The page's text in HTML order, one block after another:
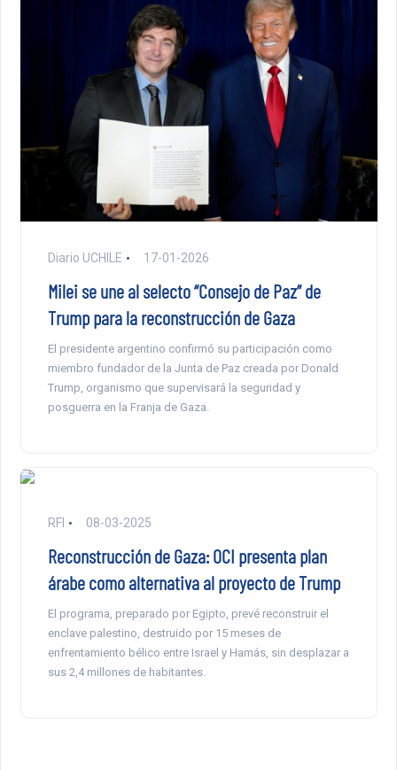
Diario UCHILE 17-01-2026
Milei se une al selecto “Consejo de Paz” de
Trump para la reconstrucción de Gaza
El presidente argentino confirmó su participación como
miembro fundador de la Junta de Paz creada por Donald
Trump, organismo que supervisará la seguridad y
posguerra en la Franja de Gaza.
RFI 08-03-2025
Reconstrucción de Gaza: OCI presenta plan
árabe como alternativa al proyecto de Trump
El programa, preparado por Egipto, prevé reconstruir el
enclave palestino, destruido por 15 meses de
enfrentamiento bélico entre Israel y Hamás, sin desplazar a
sus 2,4 millones de habitantes.